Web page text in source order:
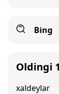
Bing
Oldingi
xaldeylar